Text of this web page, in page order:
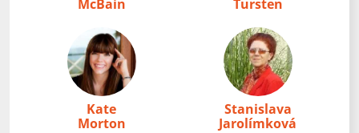
McBain
Tursten
Kate
Morton
Stanislava
Jarolímková